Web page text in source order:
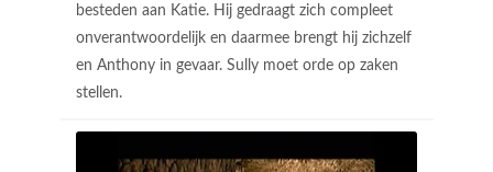
besteden aan Katie. Hij gedraagt zich compleet
onverantwoordelijk en daarmee brengt hij zichzelf
en Anthony in gevaar. Sully moet orde op zaken
stellen.